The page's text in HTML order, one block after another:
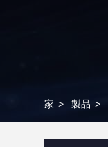
家 > 製品 >